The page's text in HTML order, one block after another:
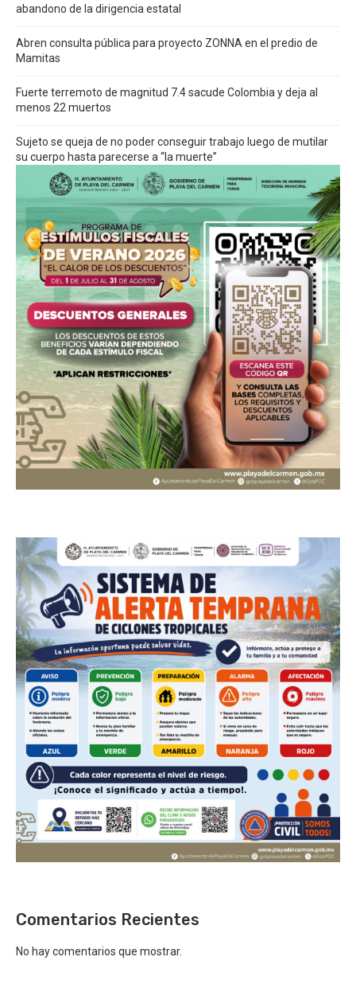
abandono de la dirigencia estatal
Abren consulta pública para proyecto ZONNA en el predio de
Mamitas
Fuerte terremoto de magnitud 7.4 sacude Colombia y deja al
menos 22 muertos
Sujeto se queja de no poder conseguir trabajo luego de mutilar
su cuerpo hasta parecerse a “la muerte”
Comentarios Recientes
No hay comentarios que mostrar.